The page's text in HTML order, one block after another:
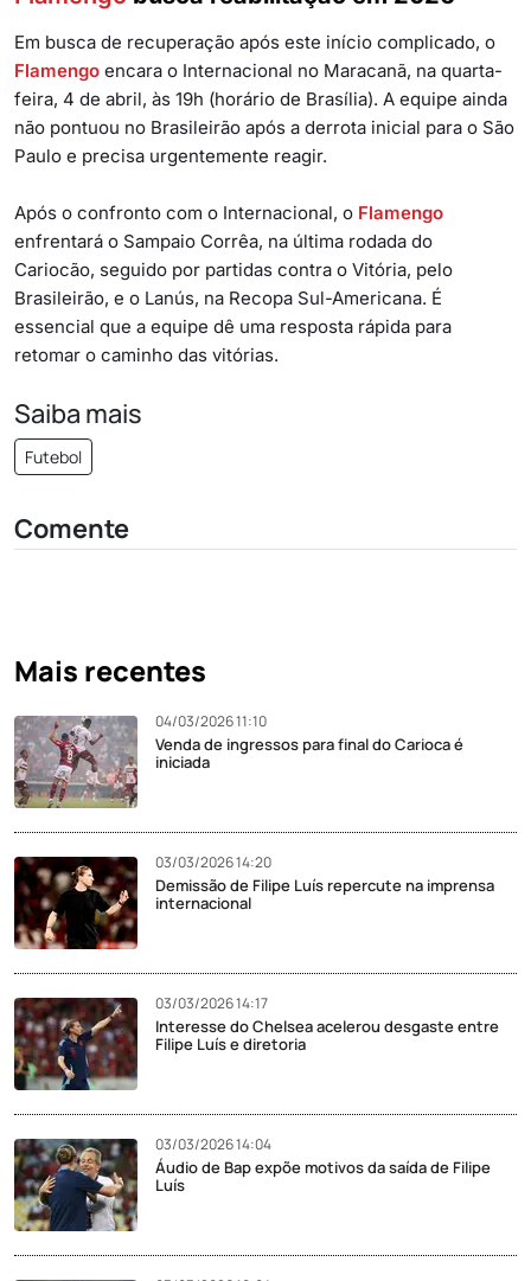
Em busca de recuperação após este início complicado, o
Flamengo encara o Internacional no Maracanã, na quarta-
feira, 4 de abril, às 19h (horário de Brasília). A equipe ainda
não pontuou no Brasileirão após a derrota inicial para o São
Paulo e precisa urgentemente reagir.
Após o confronto com o Internacional, o Flamengo
enfrentará o Sampaio Corrêa, na última rodada do
Cariocão, seguido por partidas contra o Vitória, pelo
Brasileirão, e o Lanús, na Recopa Sul-Americana. É
essencial que a equipe dê uma resposta rápida para
retomar o caminho das vitórias.
Saiba mais
Futebol
Comente
Mais recentes
04/03/2026 11:10
Venda de ingressos para final do Carioca é
iniciada
03/03/2026 14:20
Demissão de Filipe Luís repercute na imprensa
internacional
03/03/2026 14:17
Interesse do Chelsea acelerou desgaste entre
Filipe Luís e diretoria
03/03/2026 14:04
Áudio de Bap expõe motivos da saída de Filipe
Luís